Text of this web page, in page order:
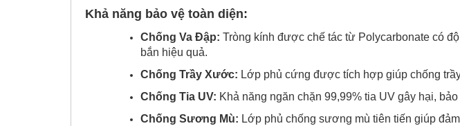
Khả năng bảo vệ toàn diện:
Chống Va Đập: Tròng kính được chế tác từ Polycarbonate có
bắn hiệu quả.
Chống Trầy Xước: Lớp phủ cứng được tích hợp giúp chống
Chống Tia UV: Khả năng ngăn chặn 99,99% tia UV gây hại,
Chống Sương Mù: Lớp phủ chống sương mù tiên tiến giúp